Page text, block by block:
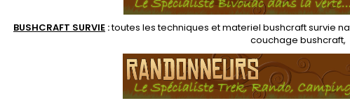
BUSHCRAFT SURVIE :toutes les techniques etmateriel bushcraft survie
couchage bushcraft,